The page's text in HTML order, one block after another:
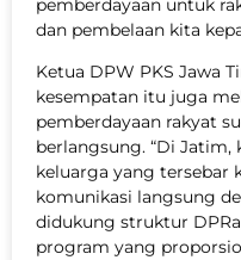
pemberdayaan untuk
dan pembelaan kita
Ketua DPW PKS Jawa
kesempatan itu juga
pemberdayaan rakyat
berlangsung. “Di
keluarga yang tersebar
komunikasi langsung
didukung struktur
program yang